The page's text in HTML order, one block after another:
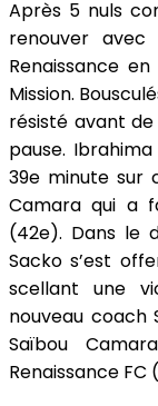
Après 5 nuls
renouver
Renaissance
Mission.
résisté avant
pause.
39e minute sur
Camara qui a
(42e). Dans le
Sacko s’est
scellant une
nouveau coach
Saïbou
Renaissance FC